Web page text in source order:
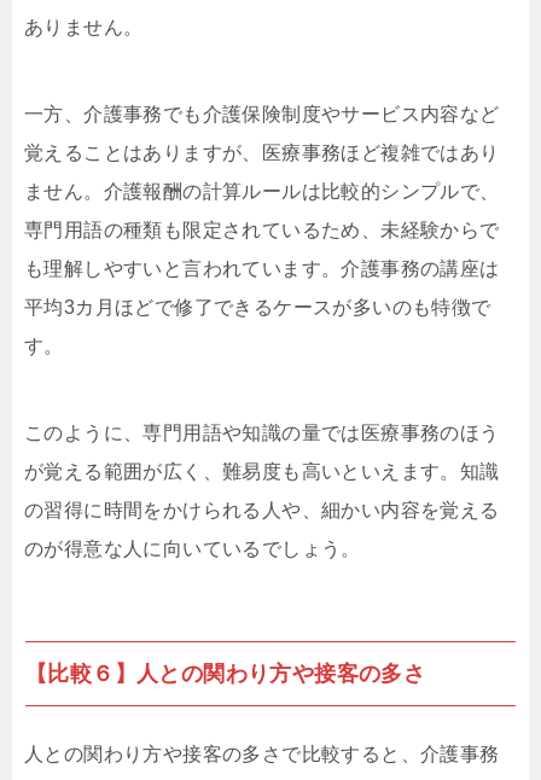
ありません。
一方、介護事務でも介護保険制度やサービス内容など
覚えることはありますが、医療事務ほど複雑ではあり
ません。介護報酬の計算ルールは比較的シンプルで、
専門用語の種類も限定されているため、未経験からで
も理解しやすいと言われています。介護事務の講座は
平均3カ月ほどで修了できるケースが多いのも特徴で
す。
このように、専門用語や知識の量では医療事務のほう
が覚える範囲が広く、難易度も高いといえます。知識
の習得に時間をかけられる人や、細かい内容を覚える
のが得意な人に向いているでしょう。
【比較６】人との関わり方や接客の多さ
人との関わり方や接客の多さで比較すると、介護事務